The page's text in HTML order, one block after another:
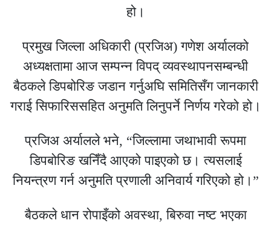
हो।
प्रमुख जिल्ला अधिकारी (प्रजिअ) गणेश अर्यालको
अध्यक्षतामा आज सम्पन्न विपद् व्यवस्थापनसम्बन्धी
बैठकले डिपबोरिङ जडान गर्नुअघि समितिसँग जानकारी
गराई सिफारिससहित अनुमति लिनुपर्ने निर्णय गरेको हो।
प्रजिअ अर्यालले भने, “जिल्लामा जथाभावी रूपमा
डिपबोरिङ खनिँदै आएको पाइएको छ। त्यसलाई
नियन्त्रण गर्न अनुमति प्रणाली अनिवार्य गरिएको हो।”
बैठकले धान रोपाइँको अवस्था, बिरुवा नष्ट भएका